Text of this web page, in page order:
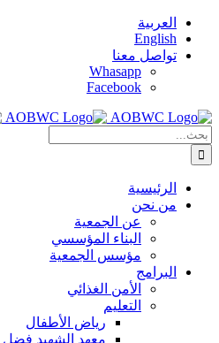
Skip
content
العربية
English
تواصل معنا
Whasapp
Facebook
البحث
عن:
الرئيسية
من نحن
عن الجمعية
البناء المؤسسي
مؤسس الجمعية
البرامج
الأمن الغذائي
التعليم
رياض الأطفال
معهد الشهيد فضل